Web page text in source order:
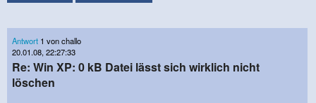
Antwort 1 von challo
20.01.08, 22:27:33
Re: Win XP: 0 kB Datei lässt sich wirklich nicht
löschen